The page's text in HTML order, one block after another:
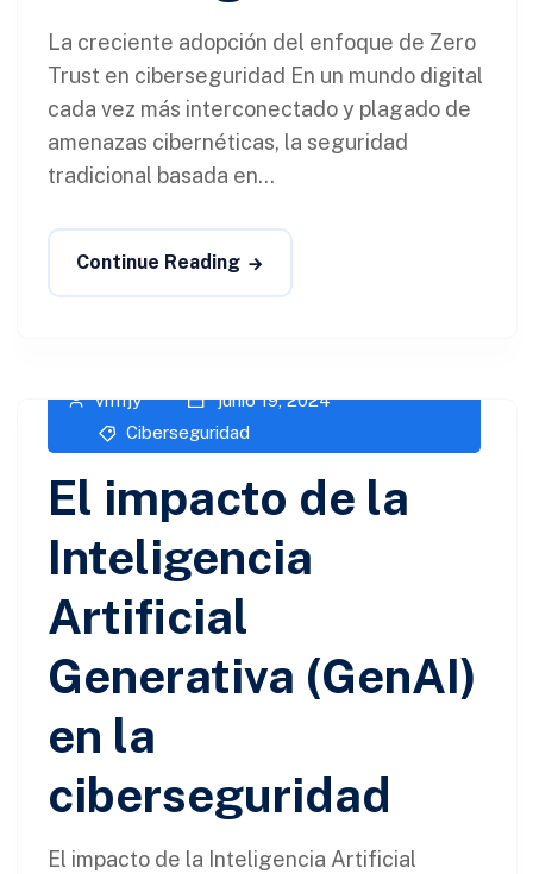
La creciente adopción del enfoque de Zero
Trust en ciberseguridad En un mundo digital
cada vez más interconectado y plagado de
amenazas cibernéticas, la seguridad
tradicional basada en...
Continue Reading
vm1jy
junio 19, 2024
Ciberseguridad​
El impacto de la
Inteligencia
Artificial
Generativa (GenAI)
en la
ciberseguridad
El impacto de la Inteligencia Artificial